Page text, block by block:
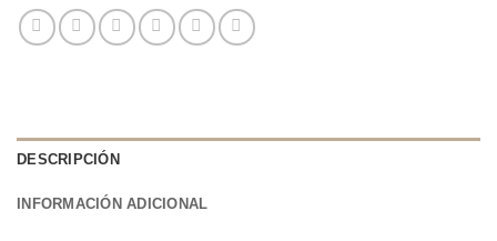
DESCRIPCIÓN
INFORMACIÓN ADICIONAL